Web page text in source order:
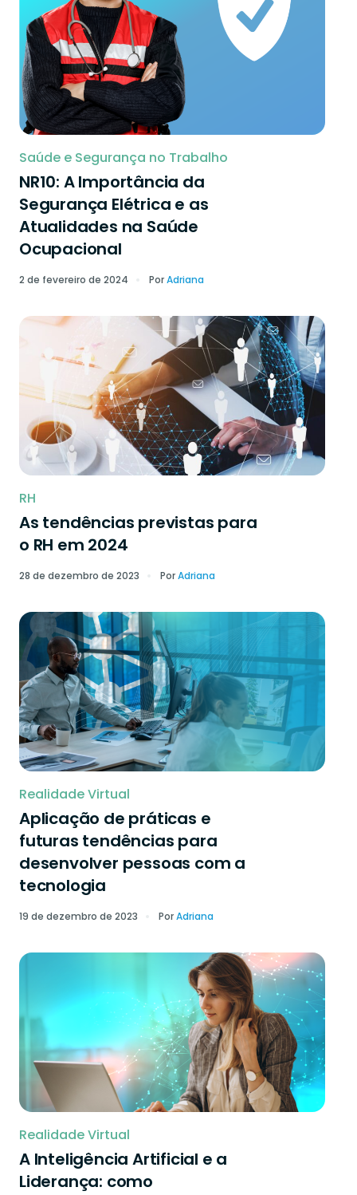
Saúde e Segurança no Trabalho
NR10: A Importância da
Segurança Elétrica e as
Atualidades na Saúde
Ocupacional
2 de fevereiro de 2024 PorAdriana
RH
As tendências previstas para
o RH em 2024
28 de dezembro de 2023 PorAdriana
Realidade Virtual
Aplicação de práticas e
futuras tendências para
desenvolver pessoas com a
tecnologia
19 de dezembro de 2023 PorAdriana
Realidade Virtual
A Inteligência Artificial e a
Liderança: como